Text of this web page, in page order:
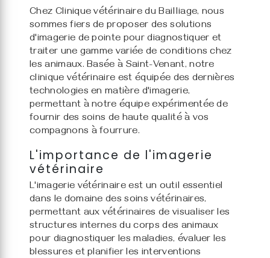
Chez Clinique vétérinaire du Bailliage, nous
sommes fiers de proposer des solutions
d'imagerie de pointe pour diagnostiquer et
traiter une gamme variée de conditions chez
les animaux. Basée à Saint-Venant, notre
clinique vétérinaire est équipée des dernières
technologies en matière d'imagerie,
permettant à notre équipe expérimentée de
fournir des soins de haute qualité à vos
compagnons à fourrure.
L'importance de l'imagerie
vétérinaire
L'imagerie vétérinaire est un outil essentiel
dans le domaine des soins vétérinaires,
permettant aux vétérinaires de visualiser les
structures internes du corps des animaux
pour diagnostiquer les maladies, évaluer les
blessures et planifier les interventions